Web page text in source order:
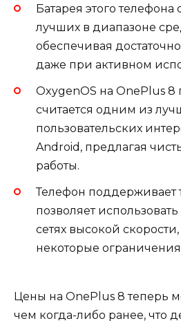
Батарея этого телефона
лучших в диапазоне
обеспечивая
даже при активном
OxygenOS на OnePlus
считается одним из
пользовательских
Android, предлагая
работы.
Телефон поддерживает
позволяет
сетях высокой
некоторые
Цены на OnePlus 8 теперь
чем когда-либо ранее, что